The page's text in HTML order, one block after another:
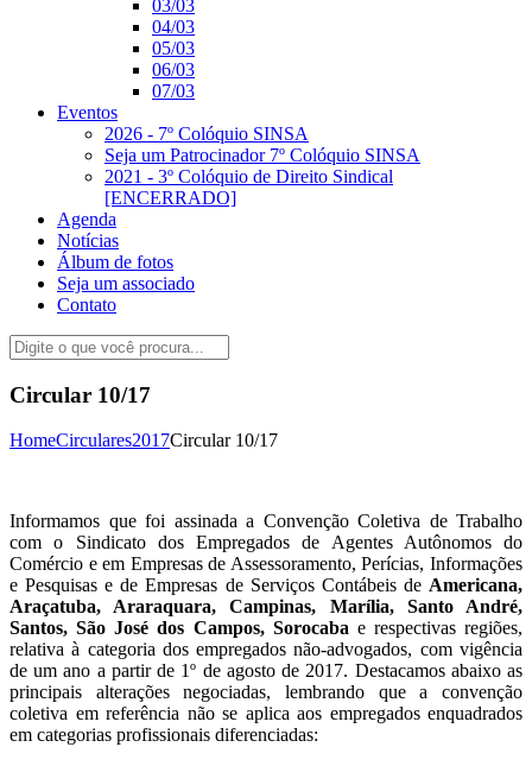
03/03
04/03
05/03
06/03
07/03
Eventos
2026 - 7º Colóquio SINSA
Seja um Patrocinador 7º Colóquio SINSA
2021 - 3º Colóquio de Direito Sindical
[ENCERRADO]
Agenda
Notícias
Álbum de fotos
Seja um associado
Contato
Circular 10/17
HomeCirculares2017Circular 10/17
Informamos que foi assinada a Convenção Coletiva de Trabalho
com o Sindicato dos Empregados de Agentes Autônomos do
Comércio e em Empresas de Assessoramento, Perícias, Informações
e Pesquisas e de Empresas de Serviços Contábeis de Americana,
Araçatuba, Araraquara, Campinas, Marília, Santo André,
Santos, São José dos Campos, Sorocabae respectivas regiões,
relativa à categoria dos empregados não-advogados, com vigência
de um ano a partir de 1º de agosto de 2017. Destacamos abaixo as
principais alterações negociadas, lembrando que a convenção
coletiva em referência não se aplica aos empregados enquadrados
em categorias profissionais diferenciadas: